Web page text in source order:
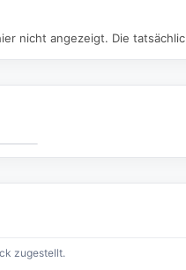
nicht angezeigt. Die
zugestellt.